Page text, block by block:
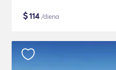
$114/diena